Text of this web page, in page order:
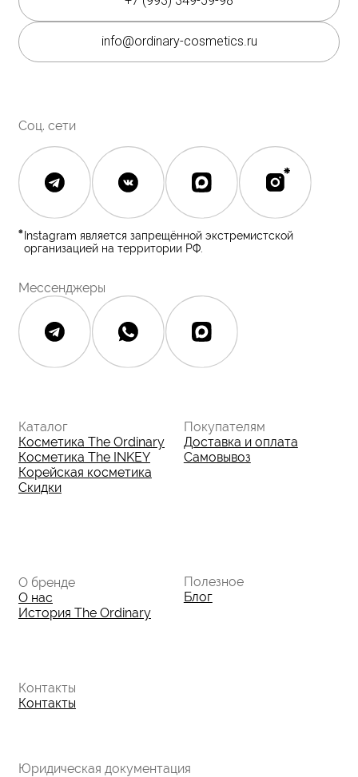
Юридическая документация
Публичная оферта
Политика конфиденциальности
Политика возврата и обмена
Контакты
Контакты
Блог
О бренде
О нас
История The Ordinary
Покупателям
Доставка и оплата
Каталог
Косметика The Ordinary
Косметика The INKEY
Корейская косметика
Скидки
Данные о компании
ИП Фомина Е.А.
ИНН: 370305605701
ОГРНИП:
325508100410286